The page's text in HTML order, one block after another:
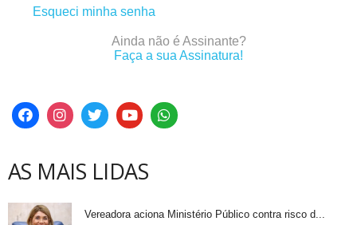
Esqueci minha senha
Ainda não é Assinante?
Faça a sua Assinatura!
AS MAIS LIDAS
Vereadora aciona Ministério Público contra risco d...